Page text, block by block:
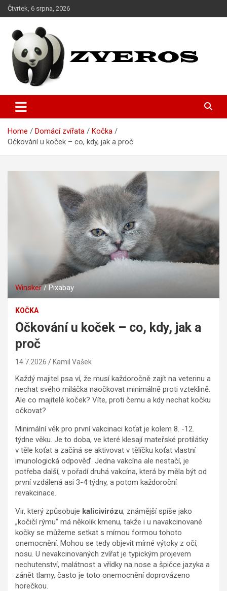
Skip
to
Čtvrtek, 6 srpna, 2026
Zveros
Home Domácí zvířata
Kočka
Očkování u koček – co, kdy, jak a proč
Winsker/ Pixabay
KOČKA
Očkování u koček – co, kdy, jak a
proč
14.7.2026 Kamil Vašek
Každý majitel psa ví, že musí každoročně zajít na veterinu a
nechat svého miláčka naočkovat minimálně proti vzteklině.
Ale co majitelé koček? Víte, proti čemu a kdy nechat kočku
očkovat?
Minimální věk pro první vakcinaci koťat je kolem 8. -12.
týdne věku. Je to doba, ve které klesají mateřské protilátky
v těle koťat a začíná se aktivovat v tělíčku koťat vlastní
imunologická odpověď. Jedna vakcína ale nestačí, je
potřeba další, v pořadí druhá vakcína, která by měla být od
první vzdálená asi 3-4 týdny, a potom každoroční
revakcinace.
Vir, který způsobuje kalicivirózu, známější spíše jako
„kočičí rýmu“ má několik kmenu, takže i u navakcinované
kočky se můžeme setkat s mírnou formou tohoto
onemocnění. Mohou se tedy objevit mírné výtoky z očí,
nosu. U nevakcinovaných zvířat je typickým projevem
nechutenství, malátnost a vřídky na nose a špičce jazyka a
zánět tlamy, často je toto onemocnění doprovázeno
horečkou.